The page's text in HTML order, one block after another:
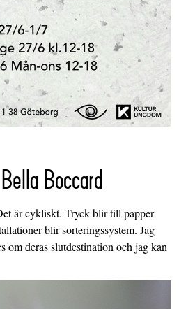
Boccard
är cykliskt. Tryck blir till papper
blir sorteringssystem. Jag
om deras slutdestination och jag kan